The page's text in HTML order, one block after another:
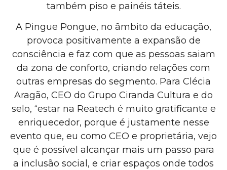
também piso e painéis táteis.
A Pingue Pongue, no âmbito da educação,
provoca positivamente a expansão de
consciência e faz com que as pessoas saiam
da zona de conforto, criando relações com
outras empresas do segmento. Para Clécia
Aragão, CEO do Grupo Ciranda Cultura e do
selo, “estar na Reatech é muito gratificante e
enriquecedor, porque é justamente nesse
evento que, eu como CEO e proprietária, vejo
que é possível alcançar mais um passo para
a inclusão social, e criar espaços onde todos